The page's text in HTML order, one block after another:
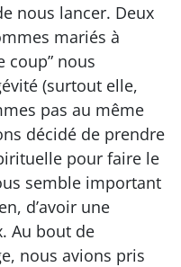
nous lancer. Deux
mariés à
coup” nous
(surtout elle,
pas au même
décidé de prendre
pour faire le
semble important
d’avoir une
Au bout de
nous avions pris